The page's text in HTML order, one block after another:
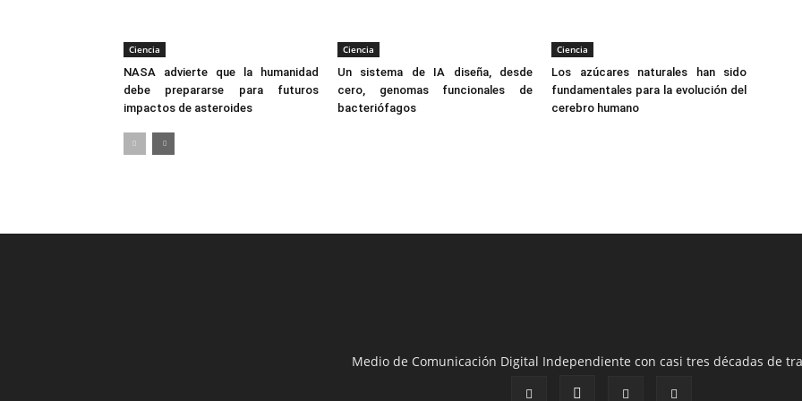
Ciencia
NASA advierte que la humanidad
debe prepararse para futuros
impactos de asteroides
Ciencia
Un sistema de IA diseña, desde
cero, genomas funcionales de
bacteriófagos
Ciencia
Los azúcares naturales han sido
fundamentales para la evolución del
cerebro humano
Medio de Comunicación Digital Independiente con casi tres décadas de